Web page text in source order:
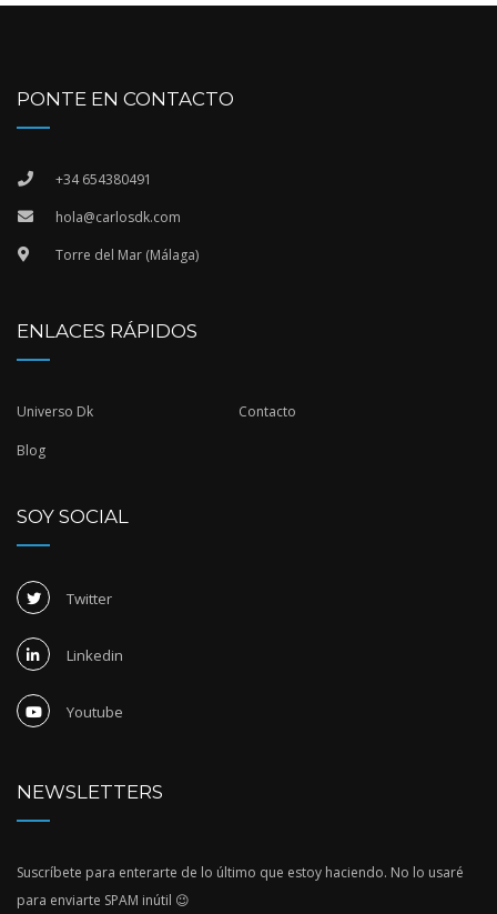
PONTE EN CONTACTO
+34 654380491
hola@carlosdk.com
Torre del Mar (Málaga)
ENLACES RÁPIDOS
Universo Dk Contacto
Blog
SOY SOCIAL
Twitter
Linkedin
Youtube
NEWSLETTERS
Suscríbete para enterarte de lo último que estoy haciendo. No lo usaré
para enviarte SPAM inútil 😉